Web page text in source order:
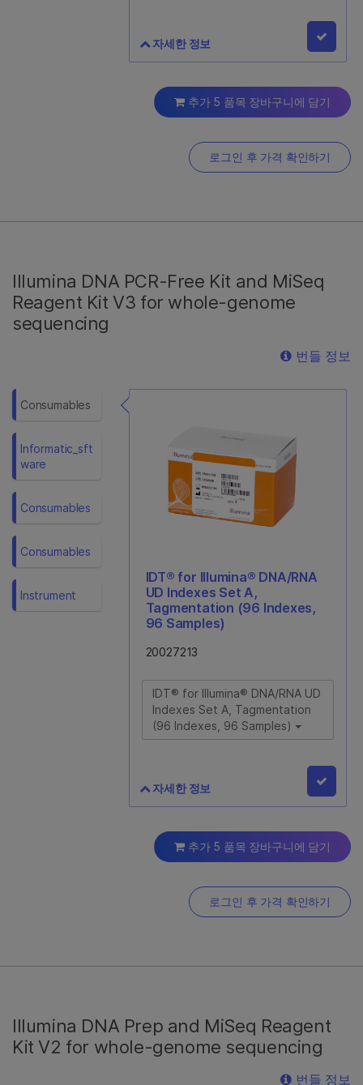
IDT® for Illumina® DNA/RNA
UD Indexes Set A,
Tagmentation (96 Indexes,
20027213
자세한 정보
추가 5 품목 장바구니에 담기
로그인 후 가격 확인하기
Illumina DNA PCR-Free Kit and MiSeq
Reagent Kit V3 for whole-genome
sequencing
번들 정보
Consumables
Informatic_sft
Ware
Consumables
Consumables
Instrument
IDT® for Illumina® DNA/RNA
UD Indexes Set A,
Tagmentation (96 Indexes,
96 Samples)
20027213
IDT® for Illumina® DNA/RNA UD
Indexes Set A, Tagmentation
(96 Indexes, 96 Samples)
IDT® for Illumina® DNA/RNA
UD Indexes Set A,
Tagmentation (96 Indexes,
20027213
자세한 정보
추가 5 품목 장바구니에 담기
로그인 후 가격 확인하기
Illumina DNA Prep and MiSeq Reagent
Kit V2 for whole-genome sequencing
번들 정보